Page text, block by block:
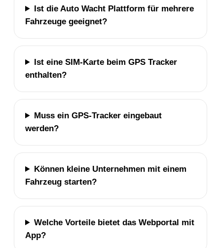
Ist die Auto Wacht Plattform für mehrere
Fahrzeuge geeignet?
Ist eine SIM-Karte beim GPS Tracker
enthalten?
Muss ein GPS-Tracker eingebaut
werden?
Können kleine Unternehmen mit einem
Fahrzeug starten?
Welche Vorteile bietet das Webportal mit
App?